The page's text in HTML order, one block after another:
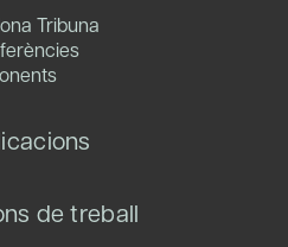
Tribuna
de treball